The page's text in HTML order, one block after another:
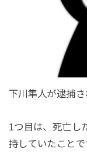
下川隼人が逮捕さ
1つ目は、死亡し
持していたことで